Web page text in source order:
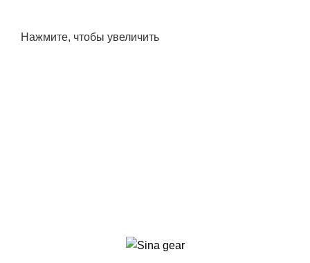
Нажмите, чтобы увеличить